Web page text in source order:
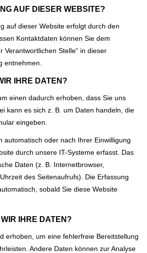
AUF DIESER WEBSITE?
auf dieser Website erfolgt durch den
Kontaktdaten können Sie dem
Verantwortlichen Stelle“ in dieser
entnehmen.
IHRE DATEN?
einen dadurch erhoben, dass Sie uns
kann es sich z. B. um Daten handeln, die
eingeben.
automatisch oder nach Ihrer Einwilligung
durch unsere IT-Systeme erfasst. Das
Daten (z. B. Internetbrowser,
des Seitenaufrufs). Die Erfassung
sobald Sie diese Website
IHRE DATEN?
erhoben, um eine fehlerfreie Bereitstellung
Andere Daten können zur Analyse